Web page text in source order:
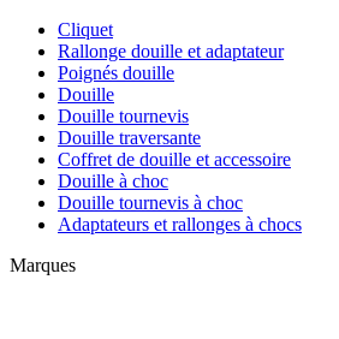
Cliquet
Rallonge douille et adaptateur
Poignés douille
Douille
Douille tournevis
Douille traversante
Coffret de douille et accessoire
Douille à choc
Douille tournevis à choc
Adaptateurs et rallonges à chocs
Marques